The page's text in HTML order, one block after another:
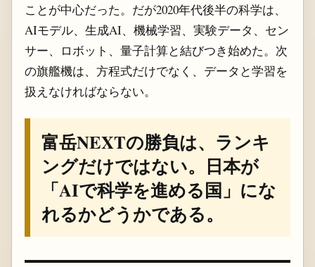
ことが中心だった。だが2020年代後半の科学は、
AIモデル、生成AI、機械学習、実験データ、セン
サー、ロボット、量子計算と結びつき始めた。次
の旗艦機は、方程式だけでなく、データと学習を
扱えなければならない。
富岳NEXTの勝負は、ランキ
ングだけではない。日本が
「AIで科学を進める国」にな
れるかどうかである。